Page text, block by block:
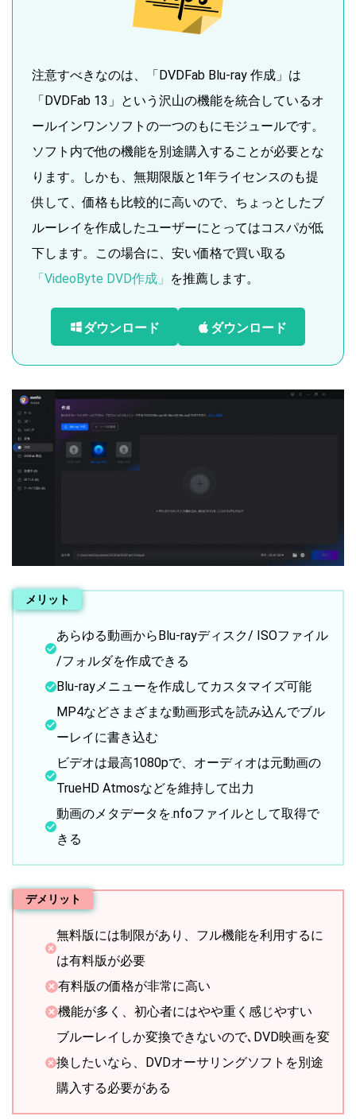
注意すべきなのは、「DVDFab Blu-ray 作成」は
「DVDFab 13」という沢山の機能を統合しているオ
ールインワンソフトの一つのもにモジュールです。
ソフト内で他の機能を別途購入することが必要とな
ります。しかも、無期限版と1年ライセンスのも提
供して、価格も比較的に高いので、ちょっとしたブ
ルーレイを作成したユーザーにとってはコスパが低
下します。この場合に、安い価格で買い取る
「VideoByte DVD作成」 を推薦します。
ダウンロード ダウンロード
メリット
あらゆる動画からBlu-rayディスク/ ISOファイル
/フォルダを作成できる
Blu-rayメニューを作成してカスタマイズ可能
MP4などさまざまな動画形式を読み込んでブル
ーレイに書き込む
ビデオは最高1080pで、オーディオは元動画の
TrueHD Atmosなどを維持して出力
動画のメタデータを.nfoファイルとして取得で
きる
デメリット
無料版には制限があり、フル機能を利用するに
は有料版が必要
有料版の価格が非常に高い
機能が多く、初心者にはやや重く感じやすい
ブルーレイしか変換できないので､DVD映画を変
換したいなら、DVDオーサリングソフトを別途
購入する必要がある